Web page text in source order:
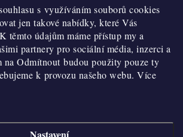
s využíváním souborů cookies
jen takové nabídky, které Vás
těmto údajům máme přístup my a
partnery pro sociální média, inzerci a
Odmítnout budou použity pouze ty
k provozu našeho webu. Více